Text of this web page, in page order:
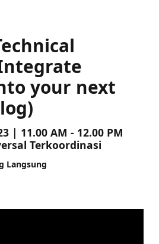
Integrate
your next
| 11.00 AM - 12.00 PM
Terkoordinasi
Langsung